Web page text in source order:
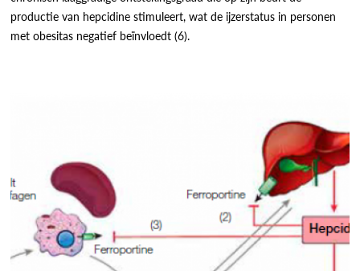
productie van hepcidine stimuleert, wat de ijzerstatus in personen
met obesitas negatief beïnvloedt (6).